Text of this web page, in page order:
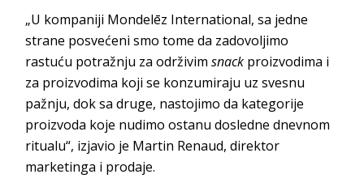
„U kompaniji Mondelēz International, sa jedne
strane posvećeni smo tome da zadovoljimo
rastuću potražnju za održivimsnack proizvodima i
za proizvodima koji se konzumiraju uz svesnu
pažnju, dok sa druge, nastojimo da kategorije
proizvoda koje nudimo ostanu dosledne dnevnom
ritualu“, izjavio je Martin Renaud, direktor
marketinga i prodaje.